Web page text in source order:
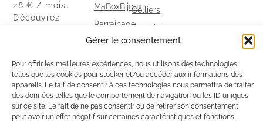
Gérer le consentement
Pour offrir les meilleures expériences, nous utilisons des technologies
telles que les cookies pour stocker et/ou accéder aux informations des
appareils. Le fait de consentir à ces technologies nous permettra de traiter
des données telles que le comportement de navigation ou les ID uniques
sur ce site. Le fait de ne pas consentir ou de retirer son consentement
peut avoir un effet négatif sur certaines caractéristiques et fonctions.
28 € / mois.
Découvrez
exclusivités sur
notre site.
MaBoxBijoux
Parrainage
Politique
cookies
Politique
de
Colliers
Bracelets
Bagues